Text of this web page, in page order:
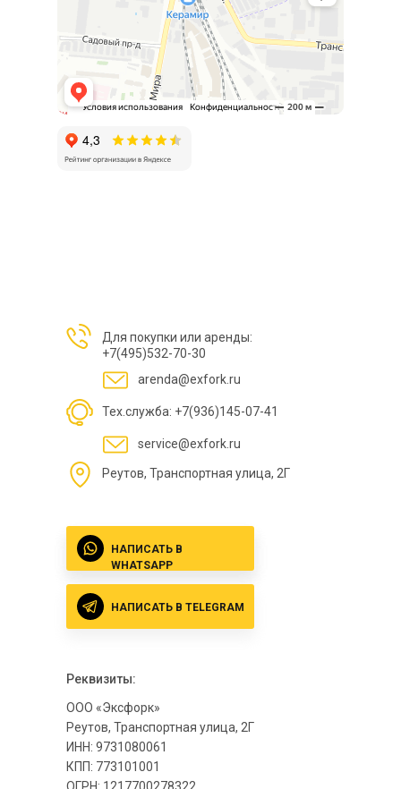
Для покупки или аренды:
+7(495)532-70-30
service@exfork.ru
arenda@exfork.ru
ООО «Эксфорк»
Реутов, Транспортная улица, 2Г
ИНН: 9731080061
КПП: 773101001
Реутов, Транспортная улица, 2Г
Тех.служба: +7(936)145-07-41
Реквизиты:
НАПИСАТЬ В
WHATSAPP
НАПИСАТЬ В TELEGRAM